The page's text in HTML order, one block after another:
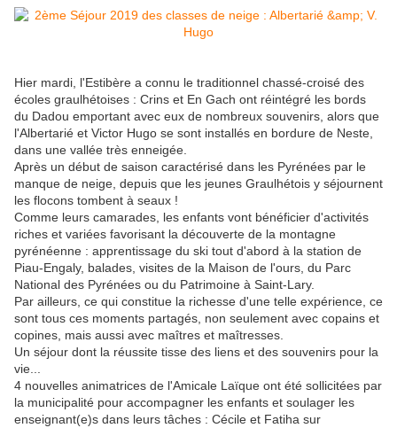
Hier mardi, l'Estibère a connu le traditionnel chassé-croisé des
écoles graulhétoises : Crins et En Gach ont réintégré les bords
du Dadou emportant avec eux de nombreux souvenirs, alors que
l'Albertarié et Victor Hugo se sont installés en bordure de Neste,
dans une vallée très enneigée.
Après un début de saison caractérisé dans les Pyrénées par le
manque de neige, depuis que les jeunes Graulhétois y séjournent
les flocons tombent à seaux !
Comme leurs camarades, les enfants vont bénéficier d'activités
riches et variées favorisant la découverte de la montagne
pyrénéenne : apprentissage du ski tout d'abord à la station de
Piau-Engaly, balades, visites de la Maison de l'ours, du Parc
National des Pyrénées ou du Patrimoine à Saint-Lary.
Par ailleurs, ce qui constitue la richesse d'une telle expérience, ce
sont tous ces moments partagés, non seulement avec copains et
copines, mais aussi avec maîtres et maîtresses.
Un séjour dont la réussite tisse des liens et des souvenirs pour la
vie...
4 nouvelles animatrices de l'Amicale Laïque ont été sollicitées par
la municipalité pour accompagner les enfants et soulager les
enseignant(e)s dans leurs tâches : Cécile et Fatiha sur